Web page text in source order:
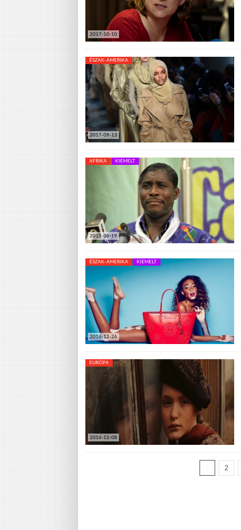
2017-10-10
2017-09-13
ÉSZAK-AMERIKA
2017-06-19
AFRIKA KIEMELT
2016-12-26
ÉSZAK-AMERIKA KIEMELT
2016-12-08
EURÓPA
2